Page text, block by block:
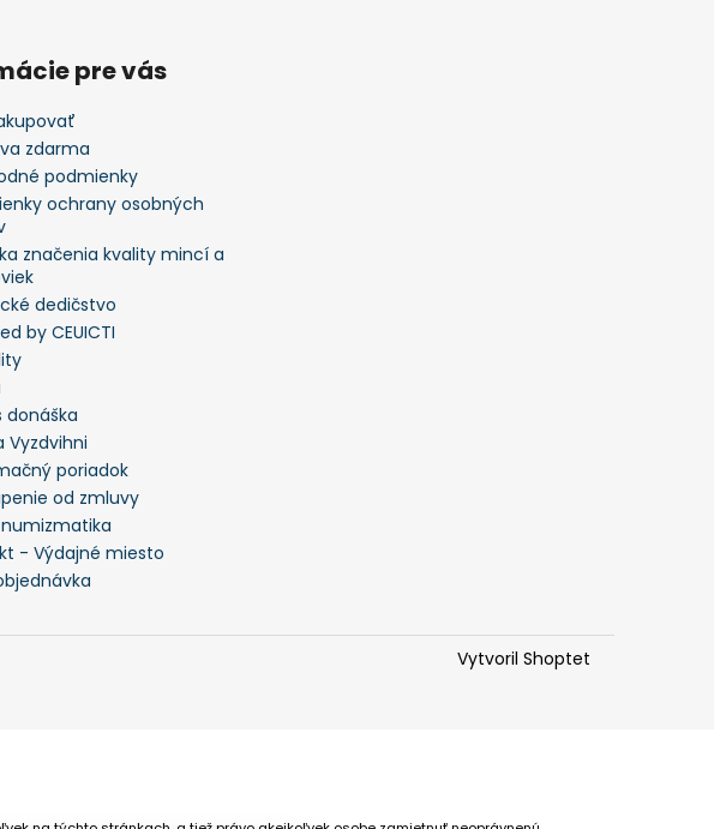
pre vás
zdarma
podmienky
ochrany osobných
značenia kvality mincí a
dedičstvo
by CEUICTI
donáška
Vyzdvihni
poriadok
od zmluvy
- Výdajné miesto
Vytvoril Shoptet